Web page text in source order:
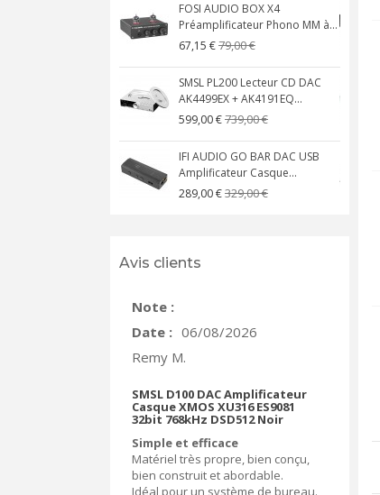
FOSI AUDIO BOX X4
Préamplificateur Phono MM à...
67,15 €79,00 €
SMSL PL200 Lecteur CD DAC
AK4499EX + AK4191EQ...
599,00 €739,00 €
IFI AUDIO GO BAR DAC USB
Amplificateur Casque...
289,00 €329,00 €
Avis clients
Note :
Date : 06/08/2026
Remy M.
SMSL D100 DAC Amplificateur
Casque XMOS XU316 ES9081
32bit 768kHz DSD512 Noir
Simple et efficace
Matériel très propre, bien conçu,
bien construit et abordable.
Idéal pour un système de bureau.